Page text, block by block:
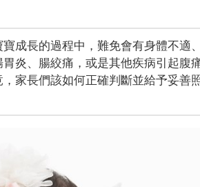
成長的過程中，難免會有身體不適
炎、腸絞痛，或是其他疾病引起腹
家長們該如何正確判斷並給予妥善